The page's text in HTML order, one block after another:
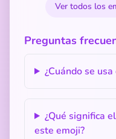
Ver todos los
Preguntas
¿Cuándo se usa
¿Qué significa
este emoji?